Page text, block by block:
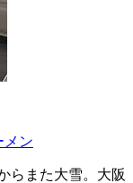
メン
らまた大雪。大阪